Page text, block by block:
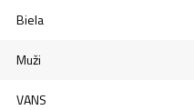
Biela
Muži
VANS